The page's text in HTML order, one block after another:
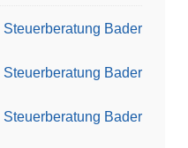
Bader
Bader
Bader